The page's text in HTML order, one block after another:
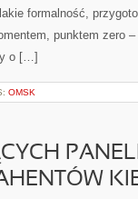
formalność,
punktem zero
o […]
OMSK